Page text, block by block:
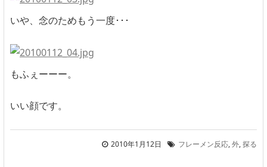
いや、念のためもう一度･･･
もふぇーーー。
いい顔です。
2010年1月12日 フレーメン反応,外,探る